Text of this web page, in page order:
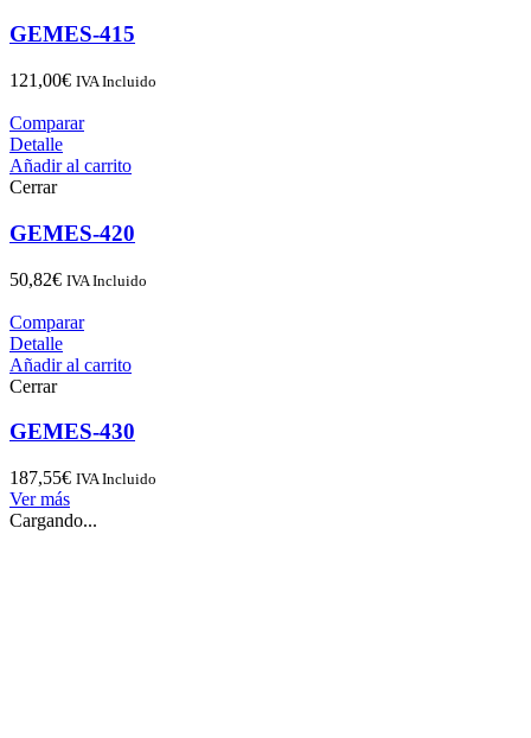
GEMES-415
121,00€ IVA Incluido
Comparar
Detalle
Añadir al carrito
Cerrar
GEMES-420
50,82€ IVA Incluido
Comparar
Detalle
Añadir al carrito
Cerrar
GEMES-430
187,55€ IVA Incluido
Ver más
Cargando...